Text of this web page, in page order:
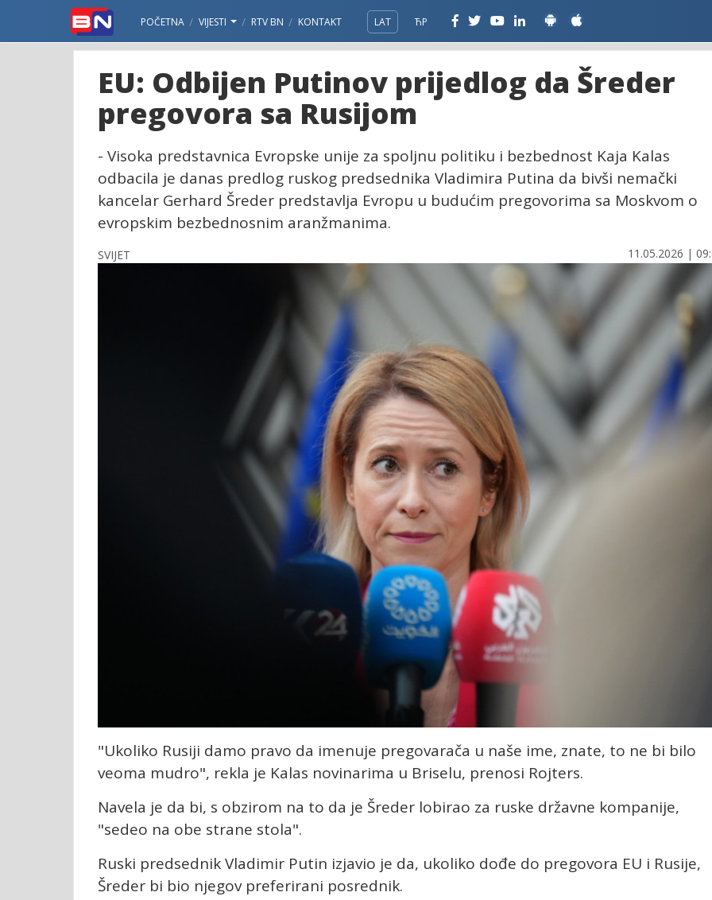
POČETNA VIJESTI RTV BN KONTAKT LAT ЋР
EU: Odbijen Putinov prijedlog da Šreder
pregovora sa Rusijom
- Visoka predstavnica Evropske unije za spoljnu politiku i bezbednost Kaja Kalas
odbacila je danas predlog ruskog predsednika Vladimira Putina da bivši nemački
kancelar Gerhard Šreder predstavlja Evropu u budućim pregovorima sa Moskvom o
evropskim bezbednosnim aranžmanima.
SVIJET 11.05.2026 |
"Ukoliko Rusiji damo pravo da imenuje pregovarača u naše ime, znate, to ne bi bilo
veoma mudro", rekla je Kalas novinarima u Briselu, prenosi Rojters.
Navela je da bi, s obzirom na to da je Šreder lobirao za ruske državne kompanije,
"sedeo na obe strane stola".
Ruski predsednik Vladimir Putin izjavio je da, ukoliko dođe do pregovora EU i Rusije,
Šreder bi bio njegov preferirani posrednik.